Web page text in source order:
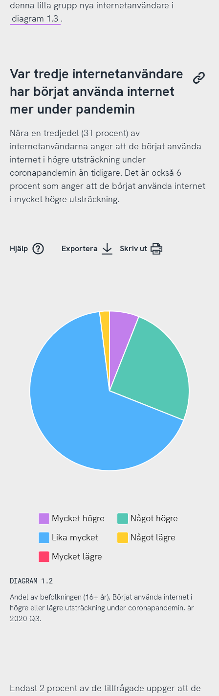
denna lilla grupp nya internetanvändare i
diagram 1.3 .
Var tredje internetanvändare
har börjat använda internet
mer under pandemin
Nära en tredjedel (31 procent) av
internetanvändarna anger att de börjat använda
internet i högre utsträckning under
coronapandemin än tidigare. Det är också 6
procent som anger att de börjat använda internet
i mycket högre utsträckning.
Hjälp Exportera Skriv ut
Mycket högre
Något högre
Lika mycket
Något lägre
Mycket lägre
DIAGRAM 1.2
Andel av befolkningen (16+ år), Börjat använda internet i
högre eller lägre utsträckning under coronapandemin, år
2020 Q3.
Endast 2 procent av de tillfrågade uppger att de